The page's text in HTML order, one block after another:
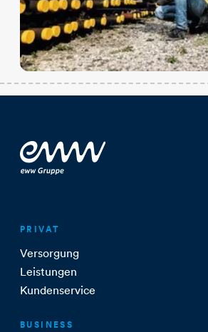
PRIVAT
Versorgung
Leistungen
Kundenservice
BUSINESS